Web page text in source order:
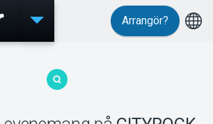
Evenemang
Arrangör?